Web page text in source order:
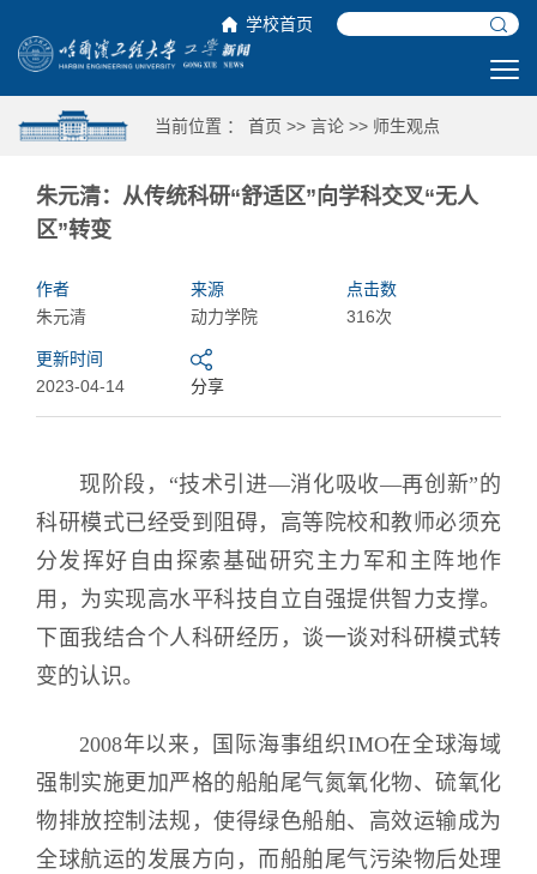
学校首页
当前位置 ： 首页 >> 言论 >> 师生观点
朱元清：从传统科研“舒适区”向学科交叉“无人
区”转变
作者
朱元清
来源
动力学院
点击数
316次
更新时间
2023-04-14
分享
现阶段，“技术引进—消化吸收—再创新”的
科研模式已经受到阻碍，高等院校和教师必须充
分发挥好自由探索基础研究主力军和主阵地作
用，为实现高水平科技自立自强提供智力支撑。
下面我结合个人科研经历，谈一谈对科研模式转
变的认识。
2008年以来，国际海事组织IMO在全球海域
强制实施更加严格的船舶尾气氮氧化物、硫氧化
物排放控制法规，使得绿色船舶、高效运输成为
全球航运的发展方向，而船舶尾气污染物后处理